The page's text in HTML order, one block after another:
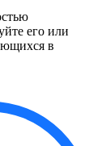
его или
в